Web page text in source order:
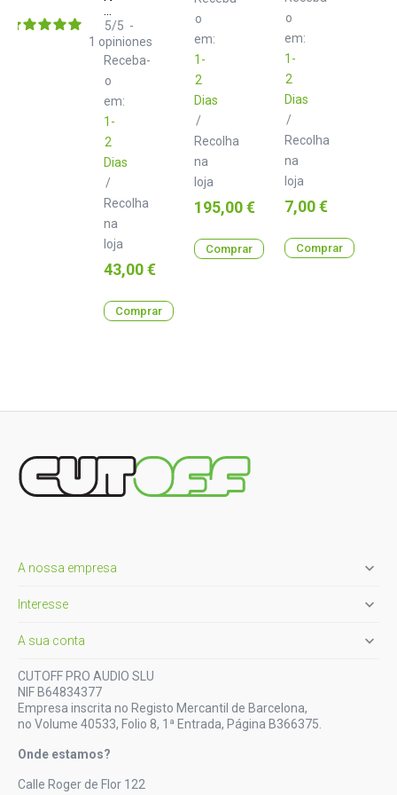
d+
TRS
Class
B
2.0
m
Receba-
o
em:
1-
2
Dias
/
Recolha
na
loja
5/5 -
1 opiniones
Preço
43,00 €
Comprar
o
em:
1-
2
Dias
/
Recolha
na
loja
Preço
195,00 €
Comprar
2m
o
em:
1-
2
Dias
/
Recolha
na
loja
Preço
7,00 €
Comprar
A nossa empresa 
Interesse 
A sua conta 
CUTOFF PRO AUDIO SLU
NIF B64834377
Empresa inscrita no Registo Mercantil de Barcelona,
no Volume 40533, Folio 8, 1ª Entrada, Página B366375.
Onde estamos?
Calle Roger de Flor 122